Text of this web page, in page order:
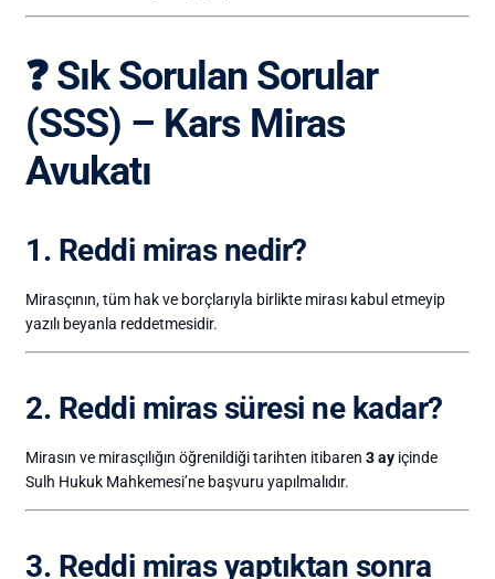
❓Sık Sorulan Sorular
(SSS) – Kars Miras
Avukatı
1. Reddi miras nedir?
Mirasçının, tüm hak ve borçlarıyla birlikte mirası kabul etmeyip
yazılı beyanla reddetmesidir.
2. Reddi miras süresi ne kadar?
Mirasın ve mirasçılığın öğrenildiği tarihten itibaren 3 ay içinde
Sulh Hukuk Mahkemesi’ne başvuru yapılmalıdır.
3. Reddi miras yaptıktan sonra